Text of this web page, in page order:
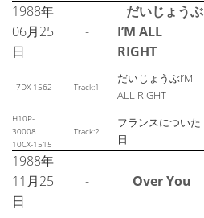
1988年
06月25
日
-
だいじょうぶ
I’M ALL
RIGHT
7DX-1562 Track:1
だいじょうぶI’M
ALL RIGHT
H10P-
30008
10CX-1515
Track:2
フランスについた
日
1988年
11月25
日
- Over You